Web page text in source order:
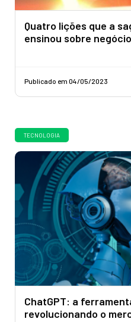
Quatro lições que a
ensinou sobre
Publicado em 04/05/2023
TECNOLOGIA
ChatGPT: a
revolucionando o